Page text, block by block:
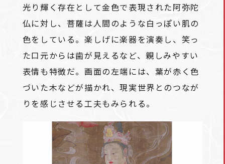
光り輝く存在として金色で表現された阿弥陀
仏に対し、菩薩は人間のような白っぽい肌の
色をしている。楽しげに楽器を演奏し、笑っ
た口元からは歯が見えるなど、親しみやすい
表情も特徴だ。画面の左端には、葉が赤く色
づいた木などが描かれ、現実世界とのつなが
りを感じさせる工夫もみられる。